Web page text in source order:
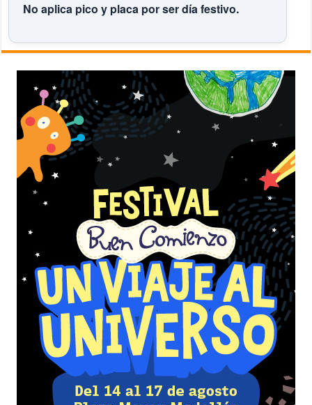
No aplica pico y placa por ser día festivo.